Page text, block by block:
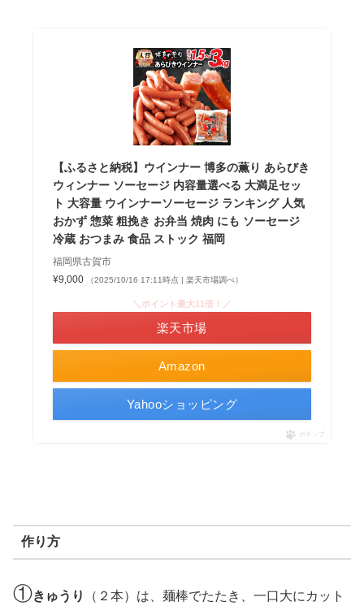
【ふるさと納税】ウインナー 博多の薫り あらびき
ウィンナー ソーセージ 内容量選べる 大満足セッ
ト 大容量 ウインナーソーセージ ランキング 人気
おかず 惣菜 粗挽き お弁当 焼肉 にも ソーセージ
冷蔵 おつまみ 食品 ストック 福岡
福岡県古賀市
¥9,000
（2025/10/16 17:11時点 | 楽天市場調べ）
Amazon
＼ポイント最大11倍！／
楽天市場
Yahooショッピング
ポチップ
作り方
①きゅうり
（２本）は、麺棒でたたき、一口大にカット